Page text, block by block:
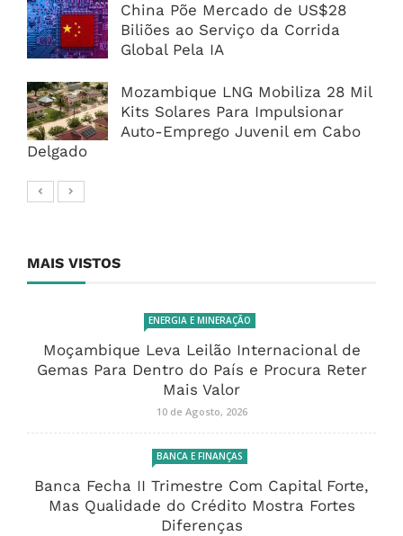
China Põe Mercado de US$28
Biliões ao Serviço da Corrida
Global Pela IA
Mozambique LNG Mobiliza 28 Mil
Kits Solares Para Impulsionar
Auto-Emprego Juvenil em Cabo
Delgado
MAIS VISTOS
ENERGIA E MINERAÇÃO
Moçambique Leva Leilão Internacional de
Gemas Para Dentro do País e Procura Reter
Mais Valor
10 de Agosto, 2026
BANCA E FINANÇAS
Banca Fecha II Trimestre Com Capital Forte,
Mas Qualidade do Crédito Mostra Fortes
Diferenças